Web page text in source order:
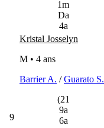
1m
Da
4a
9
Kristal Josselyn
M • 4 ans
Barrier A. /Guarato S.
(21
9a
6a